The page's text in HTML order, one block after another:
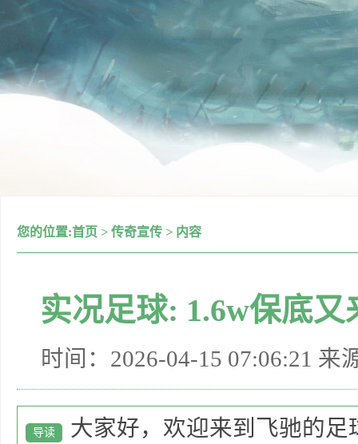
您的位置:首页 > 传奇宣传 > 内容
实况足球: 1.6w保底
时间：2026-04-15 07:06:21 来
导读
大家好，欢迎来到飞驰的